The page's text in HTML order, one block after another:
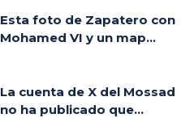
Esta foto de Zapatero con
Mohamed VI y un map...
La cuenta de X del Mossad
no ha publicado que...